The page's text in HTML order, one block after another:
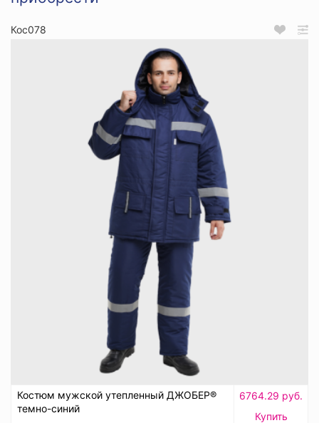
Кос078
Костюм мужской утепленный ДЖОБЕР®
темно-синий
6764.29 руб.
Купить